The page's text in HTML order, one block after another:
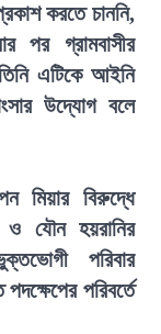
করতে চাননি,
পর গ্রামবাসীর
এটিকে আইনি
উদ্যোগ বলে
মিয়ার বিরুদ্ধে
যৌন হয়রানির
পরিবার
পরিবর্তে